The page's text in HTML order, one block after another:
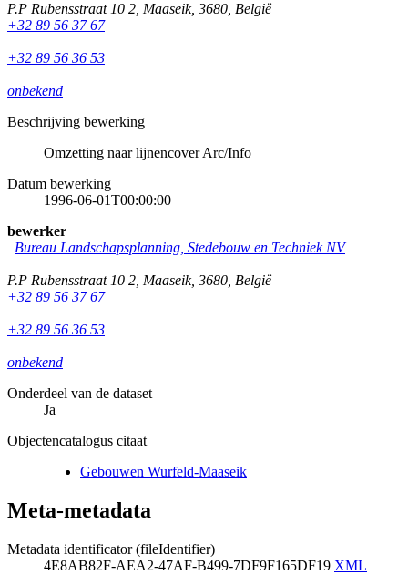
P.P Rubensstraat 10 2, Maaseik, 3680, België
+32 89 56 37 67
+32 89 56 36 53
onbekend
Beschrijving bewerking
Omzetting naar lijnencover Arc/Info
Datum bewerking
1996-06-01T00:00:00
bewerker
Bureau Landschapsplanning, Stedebouw en Techniek NV
P.P Rubensstraat 10 2, Maaseik, 3680, België
+32 89 56 37 67
+32 89 56 36 53
onbekend
Onderdeel van de dataset
Ja
Objectencatalogus citaat
Gebouwen Wurfeld-Maaseik
Meta-metadata
Metadata identificator (fileIdentifier)
4E8AB82F-AEA2-47AF-B499-7DF9F165DF19 XML